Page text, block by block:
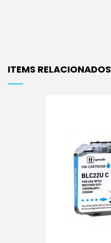
ITEMS RELACIONADOS